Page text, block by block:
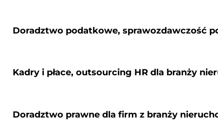
Doradztwo podatkowe, sprawozdawczość
Wypełnianie zobowiązań podatkowych,
Doradztwo w zakresie przyśpieszonego
Wsparcie przy audytach podatkowych, due
Kadry i płace, outsourcing HR dla branży
Obsługa płacowa i kadrowa zespołów
Prowadzenie akt osobowych, umów o
Doradztwo prawne dla firm z branży